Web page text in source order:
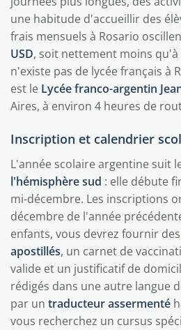
une habitude d'accueillir des
frais mensuels à Rosario
USD, soit nettement moins qu'à
n'existe pas de lycée français à
est le Lycée franco-argentin
Aires, à environ 4 heures de
Inscription et calendrier
L'année scolaire argentine suit
l'hémisphère sud : elle débute
mi-décembre. Les inscriptions
décembre de l'année
enfants, vous devrez fournir des
apostillés, un carnet de
valide et un justificatif de
rédigés dans une autre langue
par un traducteur assermenté
vous recherchez un cursus